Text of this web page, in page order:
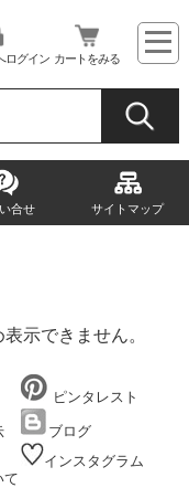
ログイン カートをみる
合せ サイトマップ
示できません。
て
ピンタレスト
ブログ
インスタグラム